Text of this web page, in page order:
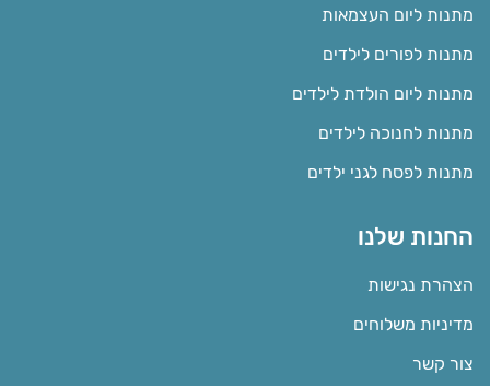
מתנות ליום העצמאות
מתנות לפורים לילדים
מתנות ליום הולדת לילדים
מתנות לחנוכה לילדים
מתנות לפסח לגני ילדים
החנות שלנו
הצהרת נגישות
מדיניות משלוחים
צור קשר